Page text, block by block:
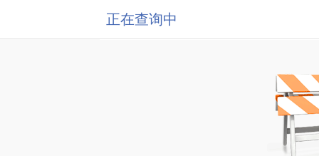
正在查询中